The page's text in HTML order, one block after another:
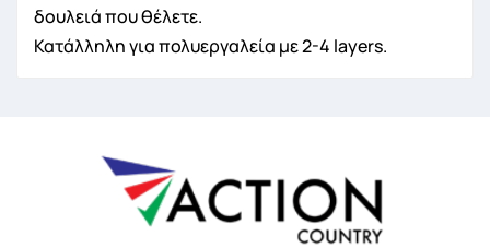
δουλειά που θέλετε.
Κατάλληλη για πολυεργαλεία με 2-4 layers.